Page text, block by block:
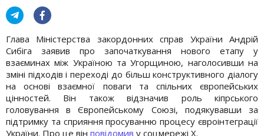
Глава Міністерства закордонних справ України Андрій
Сибіга заявив про започаткування нового етапу у
взаєминах між Україною та Угорщиною, наголосивши на
зміні підходів і переході до більш конструктивного діалогу
на основі взаємної поваги та спільних європейських
цінностей. Він також відзначив роль кіпрського
головування в Європейському Союзі, подякувавши за
підтримку та сприяння просуванню процесу євроінтеграції
України. Про це він повідомив у соцмережі X.